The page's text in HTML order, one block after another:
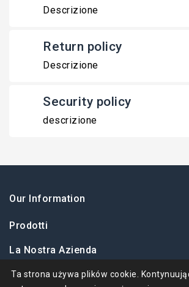
Descrizione
Return policy
Descrizione
Security policy
descrizione
Our Information
Prodotti
La Nostra Azienda
Twoje Konto
Ta strona używa plików cookie.